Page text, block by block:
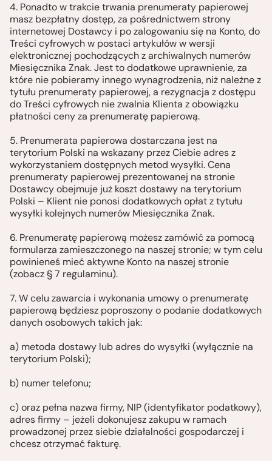
4. Ponadto w trakcie trwania prenumeraty papierowej
masz bezpłatny dostęp, za pośrednictwem strony
internetowej Dostawcy i po zalogowaniu się na Konto, do
Treści cyfrowych w postaci artykułów w wersji
elektronicznej pochodzących z archiwalnych numerów
Miesięcznika Znak. Jest to dodatkowe uprawnienie, za
które nie pobieramy innego wynagrodzenia, niż należne z
tytułu prenumeraty papierowej, a rezygnacja z dostępu
do Treści cyfrowych nie zwalnia Klienta z obowiązku
płatności ceny za prenumeratę papierową.
5. Prenumerata papierowa dostarczana jest na
terytorium Polski na wskazany przez Ciebie adres z
wykorzystaniem dostępnych metod wysyłki. Cena
prenumeraty papierowej prezentowanej na stronie
Dostawcy obejmuje już koszt dostawy na terytorium
Polski – Klient nie ponosi dodatkowych opłat z tytułu
wysyłki kolejnych numerów Miesięcznika Znak.
6. Prenumeratę papierową możesz zamówić za pomocą
formularza zamieszczonego na naszej stronie; w tym celu
powinieneś mieć aktywne Konto na naszej stronie
(zobacz § 7 regulaminu).
7. W celu zawarcia i wykonania umowy o prenumeratę
papierową będziesz poproszony o podanie dodatkowych
danych osobowych takich jak:
a) metoda dostawy lub adres do wysyłki (wyłącznie na
terytorium Polski);
b) numer telefonu;
c) oraz pełna nazwa firmy, NIP (identyfikator podatkowy),
adres firmy – jeżeli dokonujesz zakupu w ramach
prowadzonej przez siebie działalności gospodarczej i
chcesz otrzymać fakturę.